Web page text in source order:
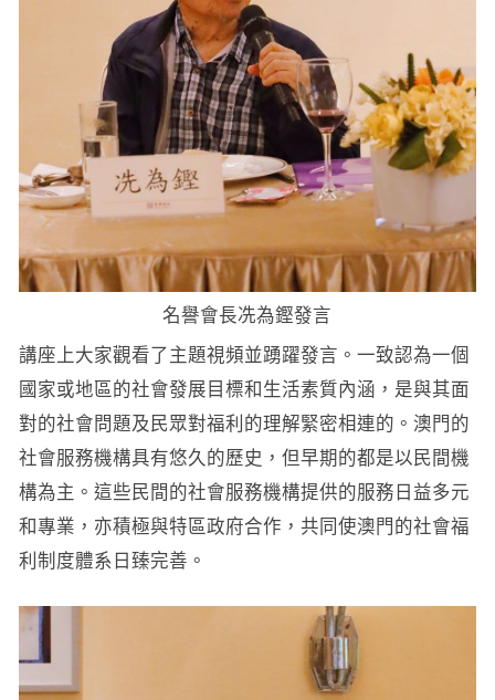
名譽會長冼為鏗發言
講座上大家觀看了主題視頻並踴躍發言。一致認為一個
國家或地區的社會發展目標和生活素質內涵，是與其面
對的社會問題及民眾對福利的理解緊密相連的。澳門的
社會服務機構具有悠久的歷史，但早期的都是以民間機
構為主。這些民間的社會服務機構提供的服務日益多元
和專業，亦積極與特區政府合作，共同使澳門的社會福
利制度體系日臻完善。